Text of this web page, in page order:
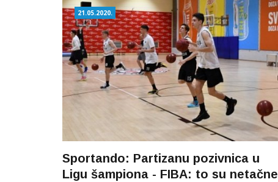
21.05.2020.
Sportando: Partizanu pozivnica u
Ligu šampiona - FIBA: to su netačne